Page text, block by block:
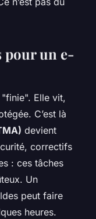
pour un e-
"finie". Elle vit,
C’est là
devient
correctifs
: ces tâches
Un
peut faire
heures.